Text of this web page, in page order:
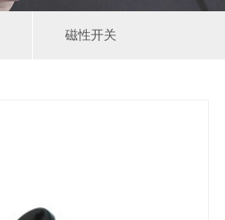
磁性开关